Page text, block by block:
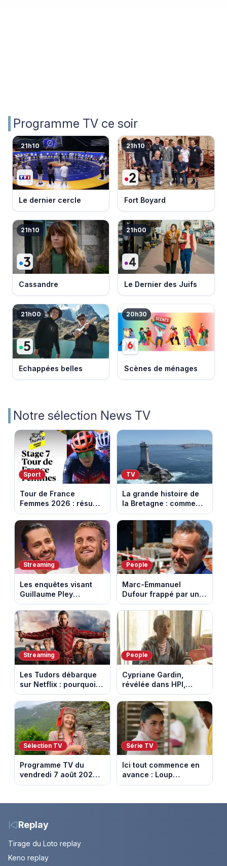
Programme TV ce soir
21h10
Le dernier cercle
21h10
Fort Boyard
21h10
Cassandre
21h00
Le Dernier des Juifs
21h00
Echappées belles
20h30
Scènes de ménages
Notre sélection News TV
Sport
Tour de France
Femmes 2026 : résumé
vidéo de la 7e étape
avec l'ascension du
Mont Ventoux
TV
La grande histoire de
la Bretagne : comment
les Bretons ont
défendu leur culture
au fil des décennies
Streaming
Les enquêtes visant
Guillaume Pley
poussent Ragnar Le
Breton à quitter la
tournée Legend
People
Marc-Emmanuel
Dufour frappé par un
terrible incendie : son
chalet part en fumée
Streaming
Les Tudors débarque
sur Netflix : pourquoi la
série n’a rien perdu de
son pouvoir
People
Cypriane Gardin,
révélée dans HPI,
lance une cagnotte
après des difficultés
financières
Sélection TV
Programme TV du
vendredi 7 août 2026 :
notre sélection pour
Série TV
Ici tout commence en
avance : Loup
découvre la trahison
10 août 2026 (spoiler)
Replay
Tirage du Loto replay
Keno replay